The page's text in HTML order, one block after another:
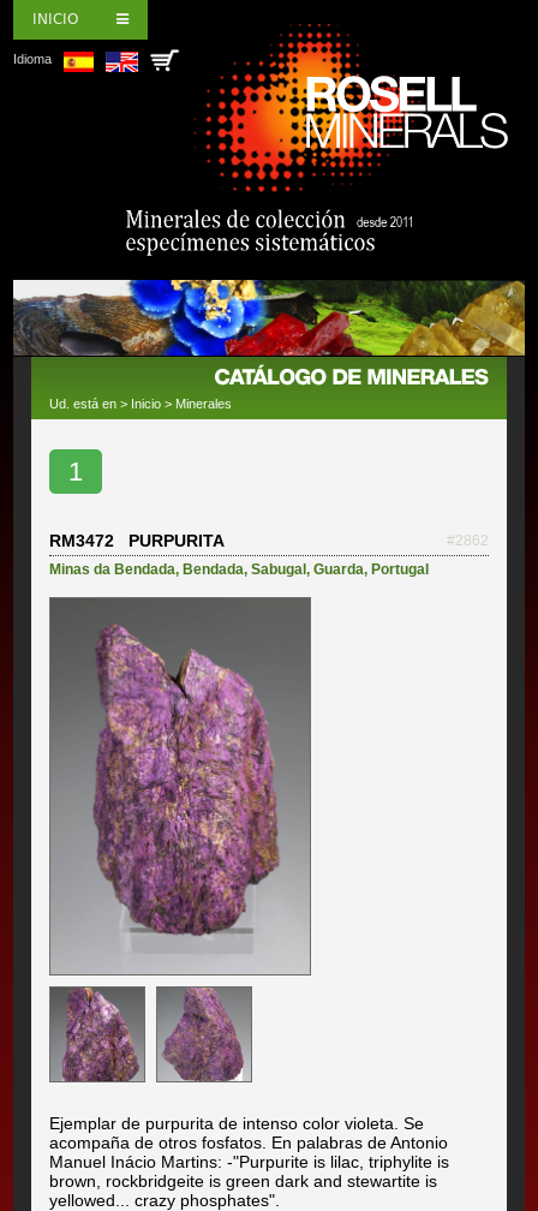
INICIO
Idioma
Ud. está en > Inicio > Minerales
1
RM3472 PURPURITA
#2862
Minas da Bendada, Bendada,Sabugal,Guarda, Portugal
Ejemplar de purpurita de intenso color violeta. Se
acompaña de otros fosfatos. En palabras de Antonio
Manuel Inácio Martins: -"Purpurite is lilac, triphylite is
brown, rockbridgeite is green dark and stewartite is
yellowed... crazy phosphates".